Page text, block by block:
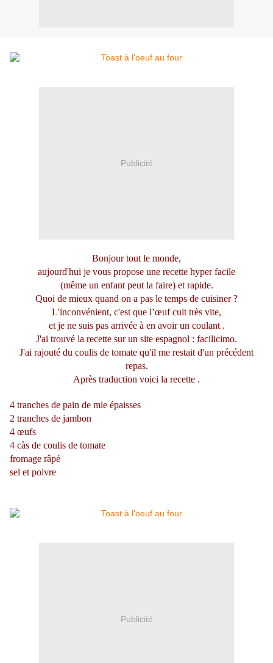
Publicité
Bonjour tout le monde,
aujourd'hui je vous propose une recette hyper facile
(même un enfant peut la faire) et rapide.
Quoi de mieux quand on a pas le temps de cuisiner ?
L'inconvénient, c'est que l’œuf cuit très vite,
et je ne suis pas arrivée à en avoir un coulant .
J'ai trouvé la recette sur un site espagnol : facilicimo.
J'ai rajouté du coulis de tomate qu'il me restait d'un précédent
repas.
Après traduction voici la recette .
4 tranches de pain de mie épaisses
2 tranches de jambon
4 œufs
4 càs de coulis de tomate
fromage râpé
sel et poivre
Publicité